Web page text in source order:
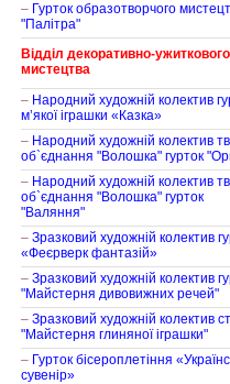
– Гурток образотворчого
"Палітра"
Відділ декоративно-ужиткового
мистецтва
– Народний художній колектив
м’якої іграшки «Казка»
– Народний художній колектив
об`єднання "Волошка" гурток
– Народний художній колектив
об`єднання "Волошка" гурток
"Валяння"
– Зразковий художній колектив
«Феєрверк фантазій»
– Зразковий художній колектив
"Майстерня дивовижних речей"
– Зразковий художній колектив
"Майстерня глиняної іграшки"
– Гурток бісероплетіння
сувенір»